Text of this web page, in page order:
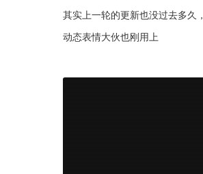
其实上一轮的更新也没过去多久，
动态表情大伙也刚用上